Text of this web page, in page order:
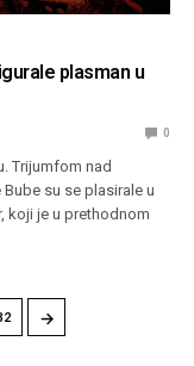
plasman u
0
Trijumfom nad
su se plasirale u
koji je u prethodnom
→